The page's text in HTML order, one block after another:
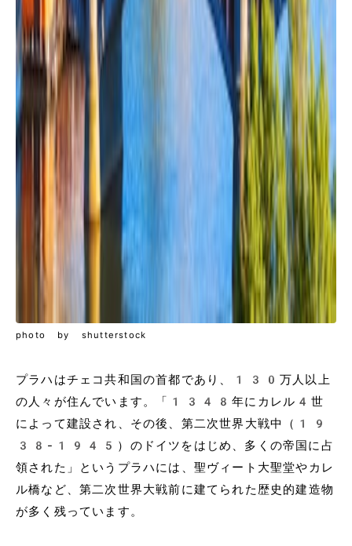
photo by shutterstock
プラハはチェコ共和国の首都であり、130万人以上
の人々が住んでいます。「1348年にカレル4世
によって建設され、その後、第二次世界大戦中（19
38-1945）のドイツをはじめ、多くの帝国に占
領された」というプラハには、聖ヴィート大聖堂やカレ
ル橋など、第二次世界大戦前に建てられた歴史的建造物
が多く残っています。